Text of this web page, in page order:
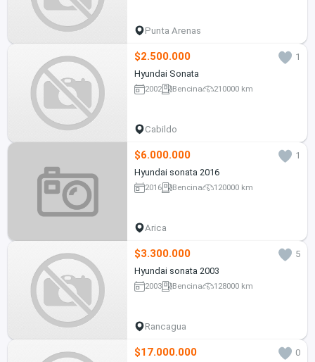
Punta Arenas
$2.500.000
1
Hyundai Sonata
2002 Bencina 210000 km
Cabildo
$6.000.000
1
Hyundai sonata 2016
2016 Bencina 120000 km
Arica
$3.300.000
5
Hyundai sonata 2003
2003 Bencina 128000 km
Rancagua
$17.000.000
0